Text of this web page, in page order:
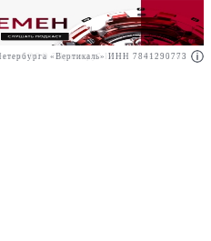
ООО "Право.ру" ИНН: 7704835288
«Вертикаль» ИНН 7841290773